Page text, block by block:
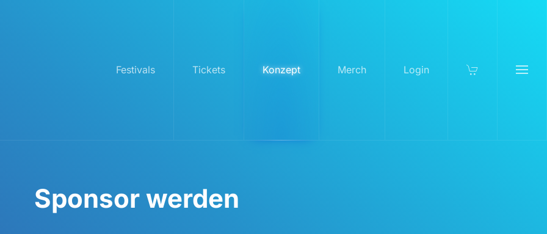
Festivals Tickets Konzept Merch Login
Sponsor werden